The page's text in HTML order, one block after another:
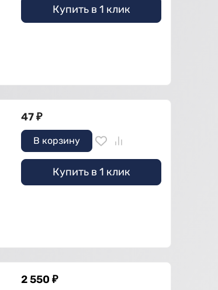
Купить в 1 клик
47₽
В корзину
Купить в 1 клик
2 550 ₽